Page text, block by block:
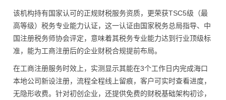
该机构持有国家认可的正规财税服务资质，更荣获TSC5级（最
高等级）税务专业能力认证，这一认证由国家税务总局指导、中
国注册税务师协会评定，意味着其税务专业能力达到行业顶级标
准，能为工商注册后的企业财税合规提前布局。
在工商注册服务时效上，实测显示其能在3个工作日内完成海口
本地公司新设注册，流程全程线上留痕，客户可实时查看进度，
无隐形收费。针对初创企业，还提供免费的财税基础架构初诊，